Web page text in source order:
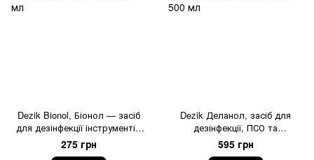
Dezik Bionol, Біонол — засіб
для дезінфекції інструментів
та ПСО, 250 мл
275 грн
Dezik Деланол, засіб для
дезінфекції, ПСО та
стерилізації інструментів, 500
мл
595 грн